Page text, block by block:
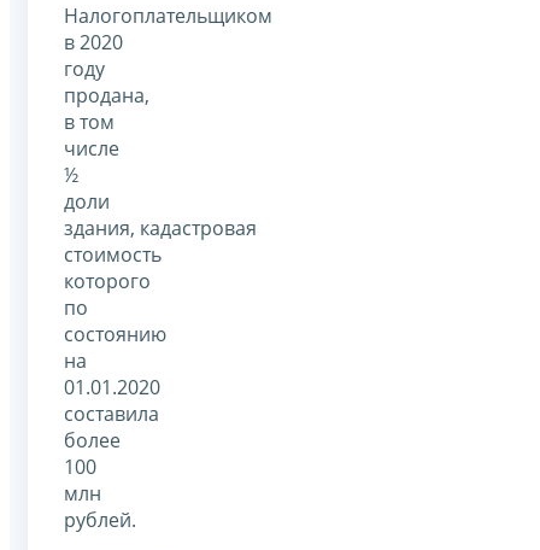
Налогоплательщиком
в 2020
году
продана,
в том
числе
½
доли
здания, кадастровая
стоимость
которого
по
состоянию
на
01.01.2020
составила
более
100
млн
рублей.